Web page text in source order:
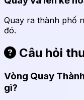
Quay ra thành phố
đó.
Câu hỏi
Vòng Quay
gì?